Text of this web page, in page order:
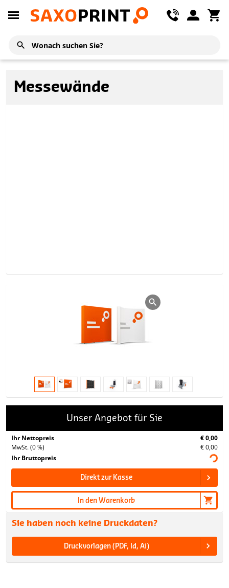
Messewände
Unser Angebot für Sie
Ihr Nettopreis
€ 0,00
MwSt. (0 %)
€ 0,00
Ihr Bruttopreis
Direkt zur Kasse
In den Warenkorb
Sie haben noch keine Druckdaten?
Druckvorlagen (PDF, Id, Ai)